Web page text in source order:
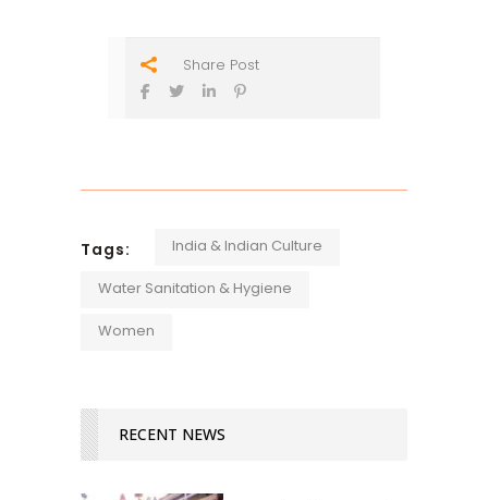
Share Post
Tags: India & Indian Culture
Water Sanitation & Hygiene
Women
RECENT NEWS